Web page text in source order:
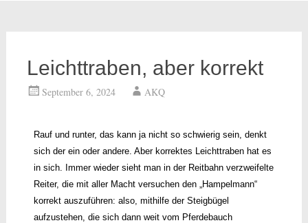
Leichttraben, aber korrekt
September 6, 2024 AKQ
Rauf und runter, das kann ja nicht so schwierig sein, denkt
sich der ein oder andere. Aber korrektes Leichttraben hat es
in sich. Immer wieder sieht man in der Reitbahn verzweifelte
Reiter, die mit aller Macht versuchen den „Hampelmann“
korrekt auszuführen: also, mithilfe der Steigbügel
aufzustehen, die sich dann weit vom Pferdebauch